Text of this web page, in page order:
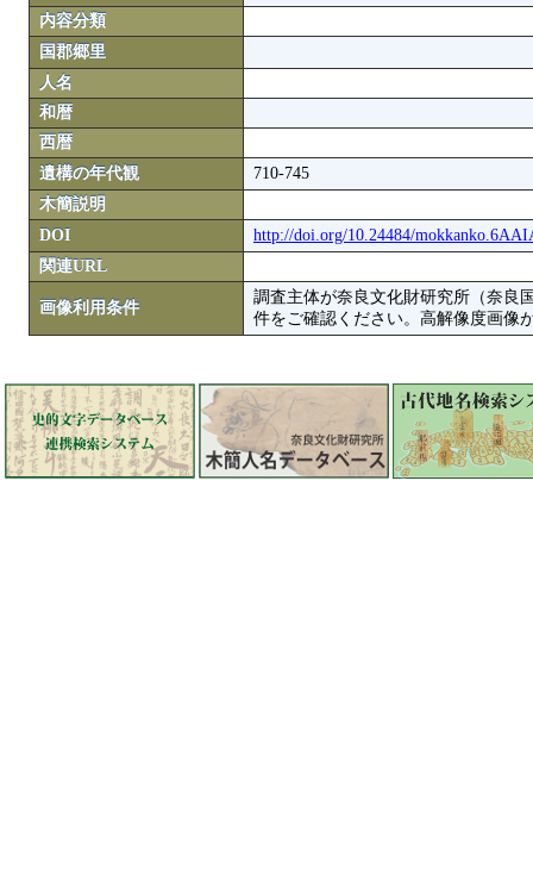
内容分類
国郡郷里
人名
和暦
西暦
遺構の年代観
710-745
木簡説明
DOI
http://doi.org/10.24484/
関連URL
画像利用条件
調査主体が奈良文化財研究所（奈良
件をご確認ください。高解像度画像